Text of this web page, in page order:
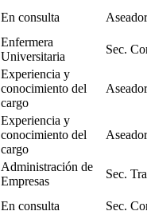
En consulta
Enfermera
Universitaria
Sec.
Experiencia y
conocimiento del
cargo
Experiencia y
conocimiento del
cargo
Administración de
Empresas
Sec.
En consulta Sec.